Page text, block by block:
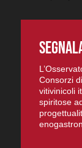
Consorzi
vitivinicoli
spiritose